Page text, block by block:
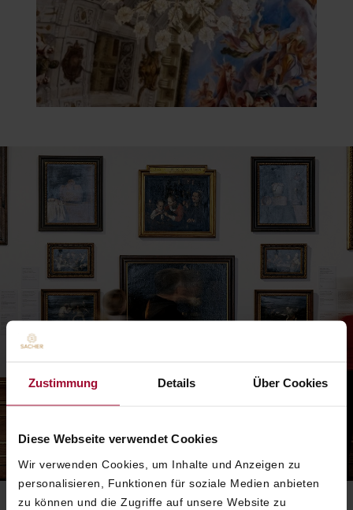
Zustimmung Details Über Cookies
Diese Webseite verwendet Cookies
Wir verwenden Cookies, um Inhalte und Anzeigen zu
personalisieren, Funktionen für soziale Medien anbieten
zu können und die Zugriffe auf unsere Website zu